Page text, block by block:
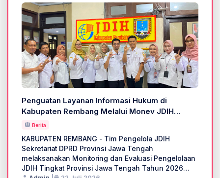
Penguatan Layanan Informasi Hukum di
Kabupaten Rembang Melalui Monev JDIH
Provinsi Jateng
Berita
KABUPATEN REMBANG - Tim Pengelola JDIH
Sekretariat DPRD Provinsi Jawa Tengah
melaksanakan Monitoring dan Evaluasi Pengelolaan
JDIH Tingkat Provinsi Jawa Tengah Tahun 2026